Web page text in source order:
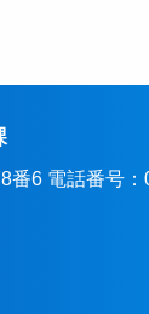
番6 電話番号